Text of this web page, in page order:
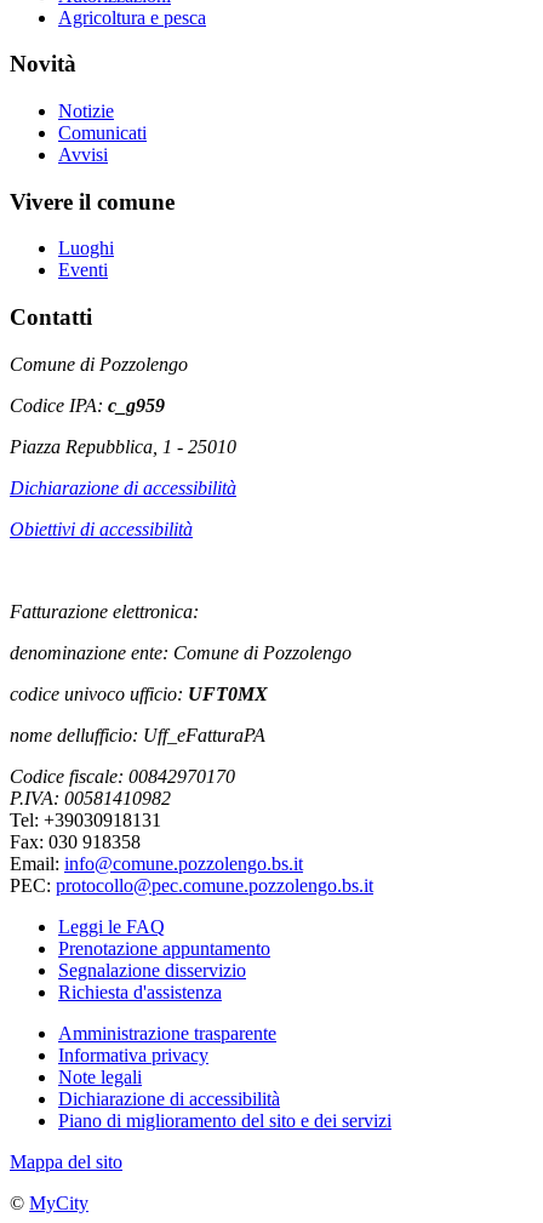
Agricoltura e pesca
Novità
Notizie
Comunicati
Avvisi
Vivere il comune
Luoghi
Eventi
Contatti
Comune di Pozzolengo
Codice IPA: c_g959
Piazza Repubblica, 1 - 25010
Dichiarazione di accessibilità
Obiettivi di accessibilità
Fatturazione elettronica:
denominazione ente: Comune di Pozzolengo
codice univoco ufficio: UFT0MX
nome dellufficio: Uff_eFatturaPA
Codice fiscale: 00842970170
P.IVA: 00581410982
Tel: +39030918131
Fax: 030 918358
Email: info@comune.pozzolengo.bs.it
PEC: protocollo@pec.comune.pozzolengo.bs.it
Leggi le FAQ
Prenotazione appuntamento
Segnalazione disservizio
Richiesta d'assistenza
Amministrazione trasparente
Informativa privacy
Note legali
Dichiarazione di accessibilità
Piano di miglioramento del sito e dei servizi
Mappa del sito
© MyCity